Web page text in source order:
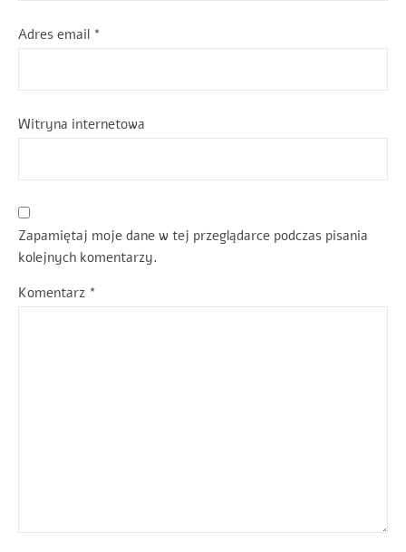
Adres email *
Witryna internetowa
Zapamiętaj moje dane w tej przeglądarce podczas pisania
kolejnych komentarzy.
Komentarz *